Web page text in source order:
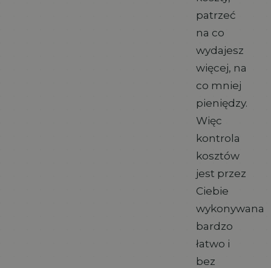
patrzeć
na co
wydajesz
więcej, na
co mniej
pieniędzy.
Więc
kontrola
kosztów
jest przez
Ciebie
wykonywana
bardzo
łatwo i
bez